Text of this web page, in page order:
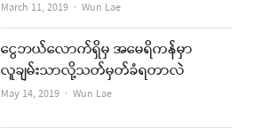
March 11, 2019 Author
Wun Lae
ငွေဘယ်လောက်ရှိမှ အမေရိကန်မှာ
လူချမ်းသာလို့သတ်မှတ်ခံရတာလဲ
May 14, 2019 Author
Wun Lae